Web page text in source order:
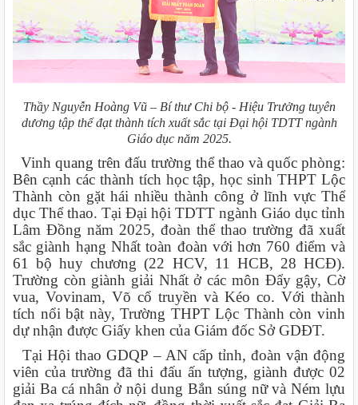
Thầy Nguyễn Hoàng Vũ – Bí thư Chi bộ - Hiệu Trưởng tuyên
dương tập thể đạt thành tích xuất sắc tại Đại hội TDTT ngành
Giáo dục năm 2025.
Vinh quang trên đấu trường thể thao và quốc phòng:
Bên cạnh các thành tích học tập, học sinh THPT Lộc
Thành còn gặt hái nhiều thành công ở lĩnh vực Thể
dục Thể thao. Tại Đại hội TDTT ngành Giáo dục tỉnh
Lâm Đồng năm 2025, đoàn thể thao trường đã xuất
sắc giành hạng Nhất toàn đoàn với hơn 760 điểm và
61 bộ huy chương (22 HCV, 11 HCB, 28 HCĐ).
Trường còn giành giải Nhất ở các môn Đẩy gậy, Cờ
vua, Vovinam, Võ cổ truyền và Kéo co. Với thành
tích nổi bật này, Trường THPT Lộc Thành còn vinh
dự nhận được Giấy khen của Giám đốc Sở GDĐT.
Tại Hội thao GDQP – AN cấp tỉnh, đoàn vận động
viên của trường đã thi đấu ấn tượng, giành được 02
giải Ba cá nhân ở nội dung Bắn súng nữ và Ném lựu